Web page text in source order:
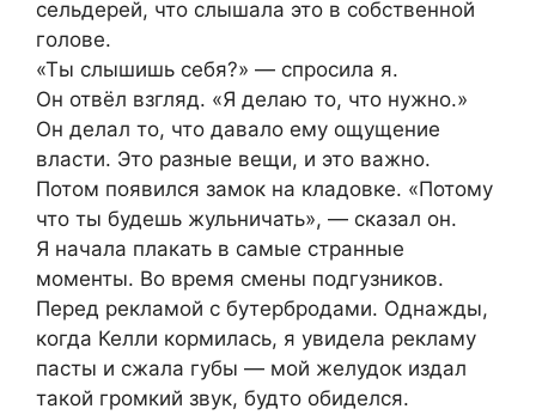
сельдерей, что слышала это в собственной
голове.
«Ты слышишь себя?» — спросила я.
Он отвёл взгляд. «Я делаю то, что нужно.»
Он делал то, что давало ему ощущение
власти. Это разные вещи, и это важно.
Потом появился замок на кладовке. «Потому
что ты будешь жульничать», — сказал он.
Я начала плакать в самые странные
моменты. Во время смены подгузников.
Перед рекламой с бутербродами. Однажды,
когда Келли кормилась, я увидела рекламу
пасты и сжала губы — мой желудок издал
такой громкий звук, будто обиделся.